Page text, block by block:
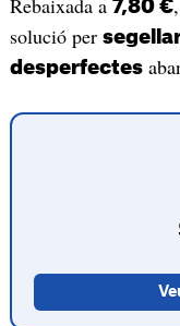
Rebaixada a 7,80 €
solució per
desperfectes